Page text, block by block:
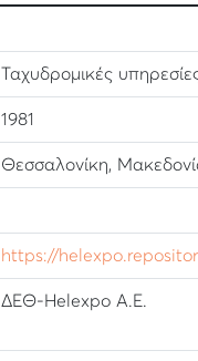
Ταχυδρομικές
1981
Θεσσαλονίκη,
https://
ΔΕΘ-Helexpo Α.Ε.